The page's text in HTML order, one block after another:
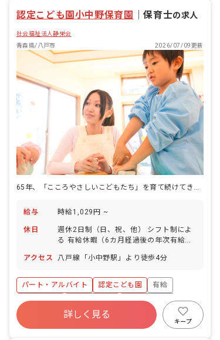
認定こども園小中野保育園 ｜保育士の求人
社会福祉法人静栄会
青森県/八戸市
2026/07/09更新
65年、「こころやさしいこどもたち」を育て続けてきた場所で
給与 時給1,029円 ~
休日
週休2日制（日、祝、他） シフト制によ
る 有給休暇（6カ月経過後の年次有給休
績：あり
アクセス 八戸線「小中野駅」より徒歩4分
パート・アルバイト 認定こども園
有給
残業少なめ
昇給昇進あり
産休育休制度
社会福祉法人
車通勤可
詳しく見る
キープ